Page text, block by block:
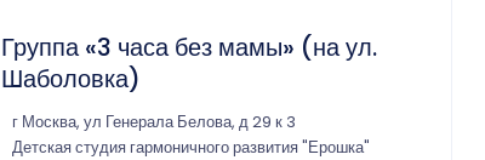
Группа «3 часа без мамы» (на ул.
Шаболовка)
г Москва, ул Генерала Белова, д 29 к 3
Детская студия гармоничного развития "Ерошка"